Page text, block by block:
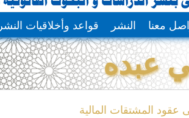
معنا النشر قواعد وأخلاقيات النشر
عبده
عقود المشتقات المالية